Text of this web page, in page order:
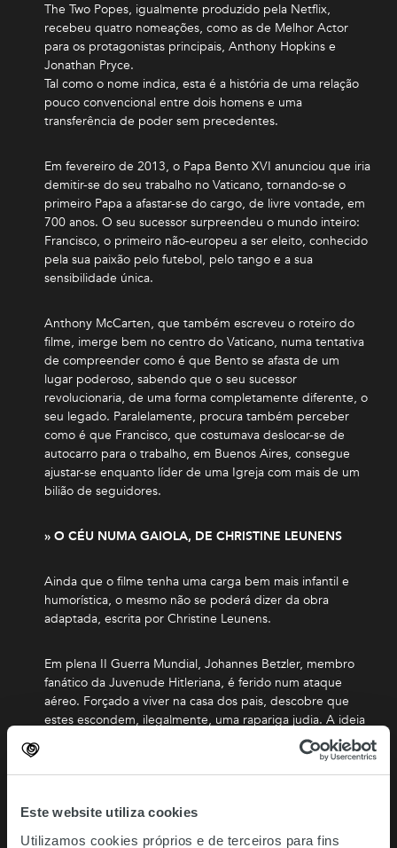
Este website utiliza cookies
Utilizamos cookies próprios e de terceiros para fins
The Two Popes, igualmente produzido pela Netflix,
recebeu quatro nomeações, como as de Melhor Actor
para os protagonistas principais, Anthony Hopkins e
Jonathan Pryce.
Tal como o nome indica, esta é a história de uma relação
pouco convencional entre dois homens e uma
transferência de poder sem precedentes.
Em fevereiro de 2013, o Papa Bento XVI anunciou que iria
demitir-se do seu trabalho no Vaticano, tornando-se o
primeiro Papa a afastar-se do cargo, de livre vontade, em
700 anos. O seu sucessor surpreendeu o mundo inteiro:
Francisco, o primeiro não-europeu a ser eleito, conhecido
pela sua paixão pelo futebol, pelo tango e a sua
sensibilidade única.
Anthony McCarten, que também escreveu o roteiro do
filme, imerge bem no centro do Vaticano, numa tentativa
de compreender como é que Bento se afasta de um
lugar poderoso, sabendo que o seu sucessor
revolucionaria, de uma forma completamente diferente, o
seu legado. Paralelamente, procura também perceber
como é que Francisco, que costumava deslocar-se de
autocarro para o trabalho, em Buenos Aires, consegue
ajustar-se enquanto líder de uma Igreja com mais de um
bilião de seguidores.
» O CÉU NUMA GAIOLA, DE CHRISTINE LEUNENS
Ainda que o filme tenha uma carga bem mais infantil e
humorística, o mesmo não se poderá dizer da obra
adaptada, escrita por Christine Leunens.
Em plena II Guerra Mundial, Johannes Betzler, membro
fanático da Juvenude Hitleriana, é ferido num ataque
aéreo. Forçado a viver na casa dos pais, descobre que
estes escondem, ilegalmente, uma rapariga judia. A ideia
de uma fugitiva a viver por trás de uma parede falsa na
Elsa. Subitamente, os pais desaparecem sem deixar rasto,
e Johannes é a única pessoa que sabe da existência de